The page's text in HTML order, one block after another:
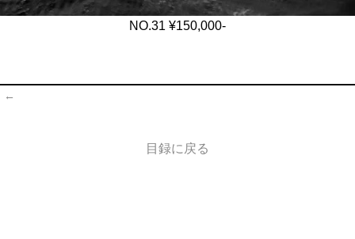
NO.31 ¥150,000-
目録に戻る